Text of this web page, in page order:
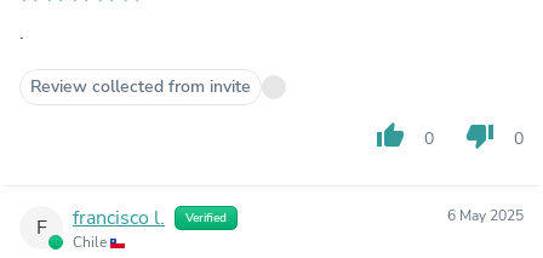
.
Review collected from invite
thumb_up 0 thumb_down 0
F francisco l. Verified
Chile
6 May 2025